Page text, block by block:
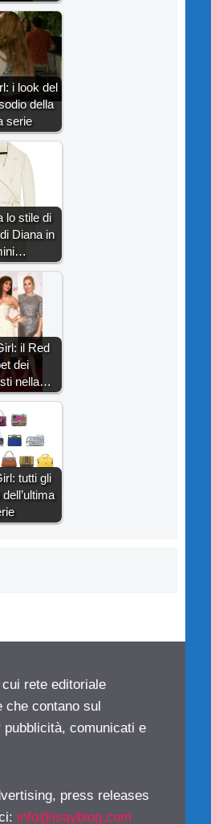
i look del
della
serie
lo stile di
Diana in
il Red
dei
nella…
tutti gli
rete editoriale
che contano sul
comunicati e
press releases
: info@isayblog.com